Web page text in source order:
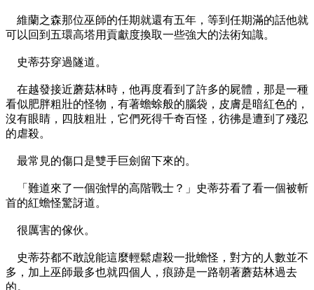
維蘭之森那位巫師的任期就還有五年，等到任期滿的話他就
可以回到五環高塔用貢獻度換取一些強大的法術知識。
史蒂芬穿過隧道。
在越發接近蘑菇林時，他再度看到了許多的屍體，那是一種
看似肥胖粗壯的怪物，有著蟾蜍般的腦袋，皮膚是暗紅色的，
沒有眼睛，四肢粗壯，它們死得千奇百怪，彷彿是遭到了殘忍
的虐殺。
最常見的傷口是雙手巨劍留下來的。
「難道來了一個強悍的高階戰士？」史蒂芬看了看一個被斬
首的紅蟾怪驚訝道。
很厲害的傢伙。
史蒂芬都不敢說能這麼輕鬆虐殺一批蟾怪，對方的人數並不
多，加上巫師最多也就四個人，痕跡是一路朝著蘑菇林過去
的。